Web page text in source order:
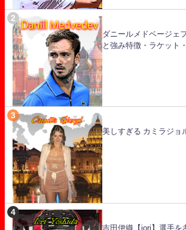
ダニールメドベージェ
と強み特徴・ラケット
美しすぎる カミラジョ
吉田伊織【iori】選手を